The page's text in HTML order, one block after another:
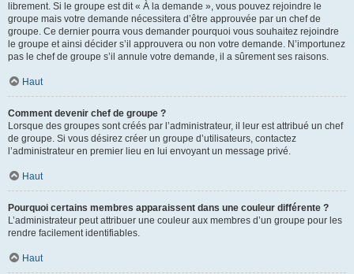
librement. Si le groupe est dit « À la demande », vous pouvez rejoindre le
groupe mais votre demande nécessitera d’être approuvée par un chef de
groupe. Ce dernier pourra vous demander pourquoi vous souhaitez rejoindre
le groupe et ainsi décider s’il approuvera ou non votre demande. N’importunez
pas le chef de groupe s’il annule votre demande, il a sûrement ses raisons.
Haut
Comment devenir chef de groupe ?
Lorsque des groupes sont créés par l’administrateur, il leur est attribué un chef
de groupe. Si vous désirez créer un groupe d’utilisateurs, contactez
l’administrateur en premier lieu en lui envoyant un message privé.
Haut
Pourquoi certains membres apparaissent dans une couleur différente ?
L’administrateur peut attribuer une couleur aux membres d’un groupe pour les
rendre facilement identifiables.
Haut